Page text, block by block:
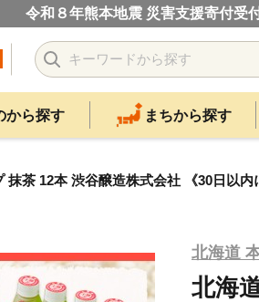
令和８年熊本地震 災害支援寄付受
から探す まちから探す
茶 12本 渋谷醸造株式会社 《30日以
北海道 本
北海